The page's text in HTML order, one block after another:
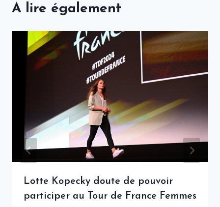
A lire également
Lotte Kopecky doute de pouvoir
participer au Tour de France Femmes